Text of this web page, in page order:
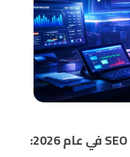
SEOفي عام 2026: